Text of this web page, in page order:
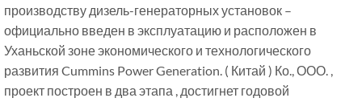
производству дизель-генераторных установок –
официально введен в эксплуатацию и расположен в
Уханьской зоне экономического и технологического
развития Cummins Power Generation. ( Китай ) Ко., ООО. ,
проект построен в два этапа , достигнет годовой